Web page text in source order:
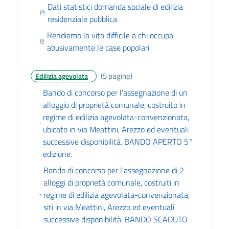
Dati statistici domanda sociale di edilizia
residenziale pubblica
Rendiamo la vita difficile a chi occupa
abusivamente le case popolari
Edilizia agevolata (5 pagine)
Bando di concorso per l'assegnazione di un
alloggio di proprietà comunale, costruito in
regime di edilizia agevolata-convenzionata,
ubicato in via Meattini, Arezzo ed eventuali
successive disponibilità. BANDO APERTO 5°
edizione.
Bando di concorso per l'assegnazione di 2
alloggi di proprietà comunale, costruiti in
regime di edilizia agevolata-convenzionata,
siti in via Meattini, Arezzo ed eventuali
successive disponibilità. BANDO SCADUTO